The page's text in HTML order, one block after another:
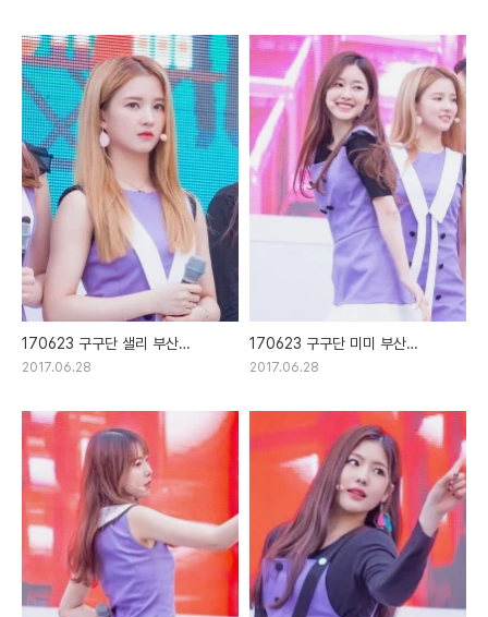
170623 구구단 샐리 부산
환경음악회 직찍
2017.06.28
170623 구구단 미미 부산
환경음악회 직찍
2017.06.28